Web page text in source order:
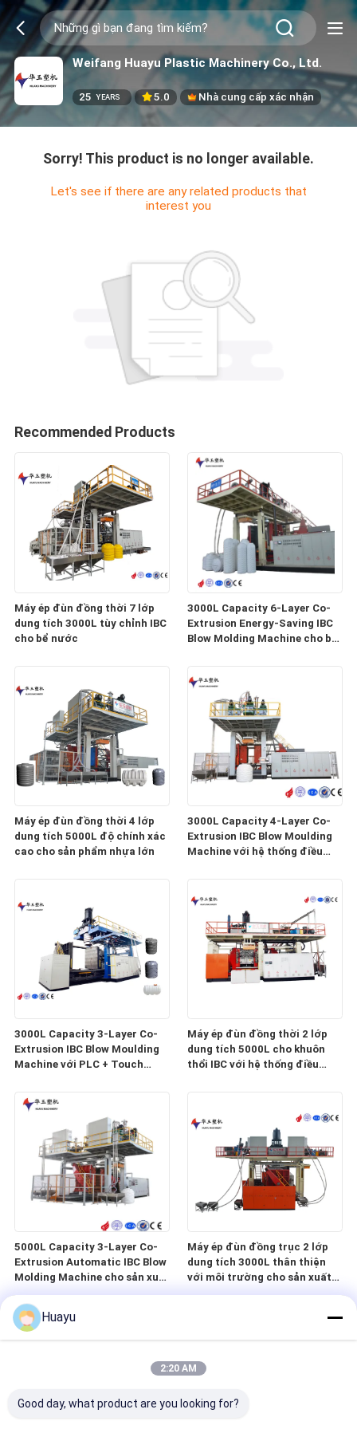
Weifang Huayu Plastic Machinery Co., Ltd.
25 YEARS 5.0 Nhà cung cấp xác nhận
Sorry! This product is no longer available.
Let's see if there are any related products that
interest you
Recommended Products
Máy ép đùn đồng thời 7 lớp
dung tích 3000L tùy chỉnh IBC
cho bể nước
3000L Capacity 6-Layer Co-
Extrusion Energy-Saving IBC
Blow Molding Machine cho bể
Máy ép đùn đồng thời 4 lớp
dung tích 5000L độ chính xác
cao cho sản phẩm nhựa lớn
3000L Capacity 4-Layer Co-
Extrusion IBC Blow Moulding
Machine với hệ thống điều
3000L Capacity 3-Layer Co-
Extrusion IBC Blow Moulding
Machine với PLC + Touch
Máy ép đùn đồng thời 2 lớp
dung tích 5000L cho khuôn
thổi IBC với hệ thống điều
5000L Capacity 3-Layer Co-
Extrusion Automatic IBC Blow
Molding Machine cho sản xuất
bể nước
Máy ép đùn đồng trục 2 lớp
dung tích 3000L thân thiện
với môi trường cho sản xuất
hiệu suất cao
Huayu
2:20 AM
Good day, what product are you looking for?